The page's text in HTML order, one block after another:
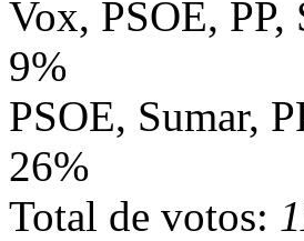
Vox, PSOE, PP,
9%
PSOE, Sumar,
26%
Total de votos: